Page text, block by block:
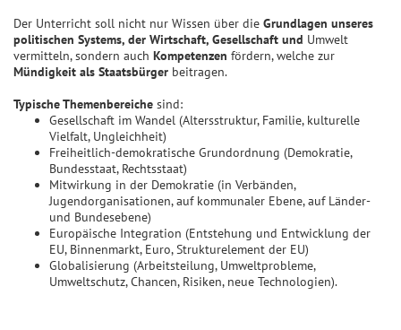
Der Unterricht soll nicht nur Wissen über die Grundlagen unseres
politischen Systems, der Wirtschaft, Gesellschaft und Umwelt
vermitteln, sondern auch Kompetenzen fördern, welche zur
Mündigkeit als Staatsbürger beitragen.
Typische Themenbereiche sind:
Gesellschaft im Wandel (Altersstruktur, Familie, kulturelle
Vielfalt, Ungleichheit)
Freiheitlich-demokratische Grundordnung (Demokratie,
Bundesstaat, Rechtsstaat)
Mitwirkung in der Demokratie (in Verbänden,
Jugendorganisationen, auf kommunaler Ebene, auf Länder-
und Bundesebene)
Europäische Integration (Entstehung und Entwicklung der
EU, Binnenmarkt, Euro, Strukturelement der EU)
Globalisierung (Arbeitsteilung, Umweltprobleme,
Umweltschutz, Chancen, Risiken, neue Technologien).